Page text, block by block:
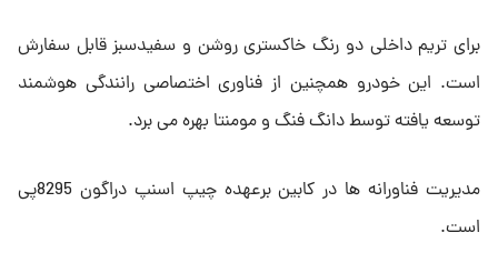
برای تریم داخلی دو رنگ خاکستری روشن و سفیدسبز قابل سفارش
است. این خودرو همچنین از فناوری اختصاصی رانندگی هوشمند
توسعه یافته توسط دانگ فنگ و مومنتا بهره می برد.
مدیریت فناورانه ها در کابین برعهده چیپ اسنپ دراگون 8295پی
است.